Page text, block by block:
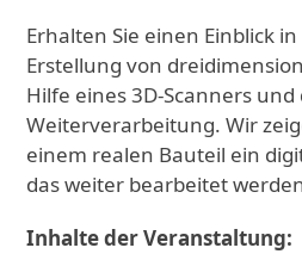
Erhalten Sie einen Einblick
Erstellung von
Hilfe eines 3D-Scanners
Weiterverarbeitung. Wir
einem realen Bauteil ein
das weiter bearbeitet
Inhalte der Veranstaltung: